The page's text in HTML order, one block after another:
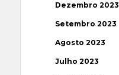
Dezembro 2023
Setembro 2023
Agosto 2023
Julho 2023